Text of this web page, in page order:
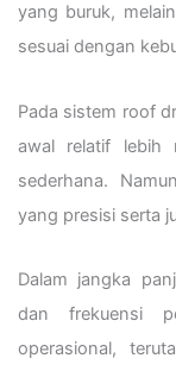
yang buruk,
sesuai dengan
Pada sistem roof
awal relatif lebih
sederhana.
yang presisi serta
Dalam jangka
dan frekuensi
operasional,